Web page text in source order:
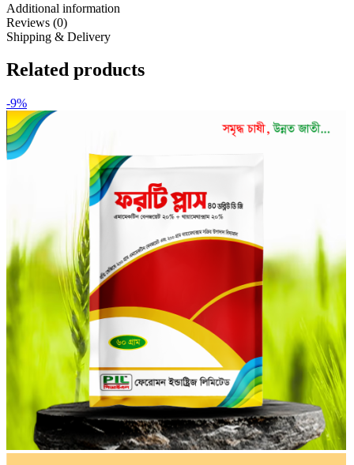
Additional information
Reviews (0)
Shipping & Delivery
Related products
-9%